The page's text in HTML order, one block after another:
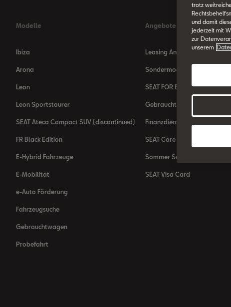
Modelle
Ibiza
Arona
Leon
Leon Sportstourer
SEAT Ateca Compact SUV (discontinued)
FR Black Edition
E-Hybrid Fahrzeuge
E-Mobilität
e-Auto Förderung
Fahrzeugsuche
Gebrauchtwagen
Probefahrt
Angebote
Leasing Angebote
Sondermodelle
SEAT FOR BUSINESS
Gebrauchtfahrzeuge
Finanzdienstleistung
SEAT Care
Sommer Service Aktion
SEAT Visa Card
trotz
und damit
jederzeit mit
zur
unserem